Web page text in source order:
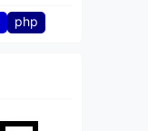
php